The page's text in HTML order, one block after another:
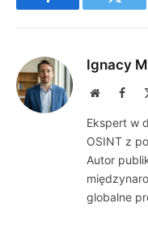
Facebook
Ignacy
Website
Ekspert w
OSINT z
Autor
globalne